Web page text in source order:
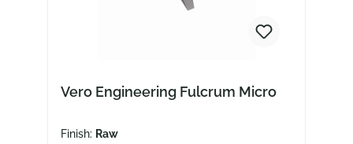
Vero Engineering Fulcrum Micro
Finish: Raw